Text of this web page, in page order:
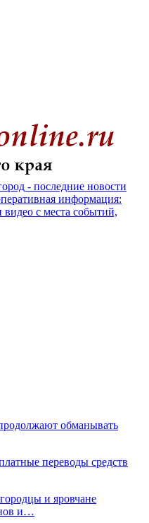
- последние новости
информация:
с места событий,
обманывать
переводы средств
и яровчане
и…